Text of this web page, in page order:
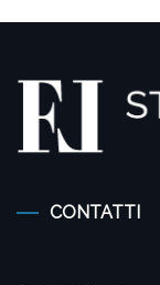
CONTATTI